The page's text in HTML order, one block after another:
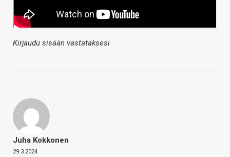
Kirjaudu sisään vastataksesi
Juha Kokkonen
29.3.2024